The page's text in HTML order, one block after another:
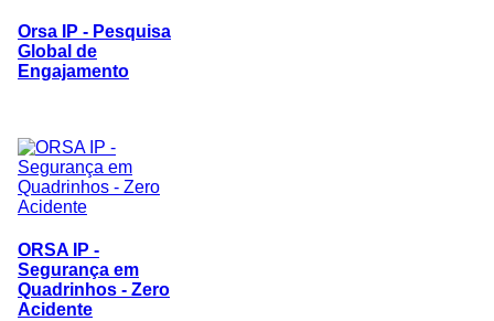
Orsa IP - Pesquisa
Global de
Engajamento
ORSA IP -
Segurança em
Quadrinhos - Zero
Acidente